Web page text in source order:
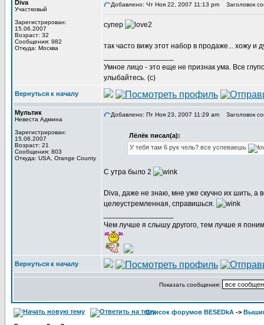
Diva
Участковый
Зарегистрирован:
15.06.2007
Возраст: 32
Сообщения: 982
Откуда: Москва
Добавлено: Чт Ноя 22, 2007 11:13 pm Заголовок
супер
так часто вижу этот набор в продаже... хожу и
Умное лицо - это еще не признак ума. Все
улыбайтесь. (с)
Вернуться к началу
Мультик
Невеста Админа
Зарегистрирован:
15.06.2007
Возраст: 21
Сообщения: 803
Откуда: USA, Orange County
Добавлено: Пт Ноя 23, 2007 11:29 am Заголовок
Лёлёк писал(а):
У тебя там 6 рук чель? все успеваешь
С утра было 2
Diva, даже не знаю, мне уже скучно их шить, а
целеустремленная, справишься.
Чем лучше я слышу другого, тем лучше я
Вернуться к началу
Показать сообщения:
Список форумов BESEDkA ->